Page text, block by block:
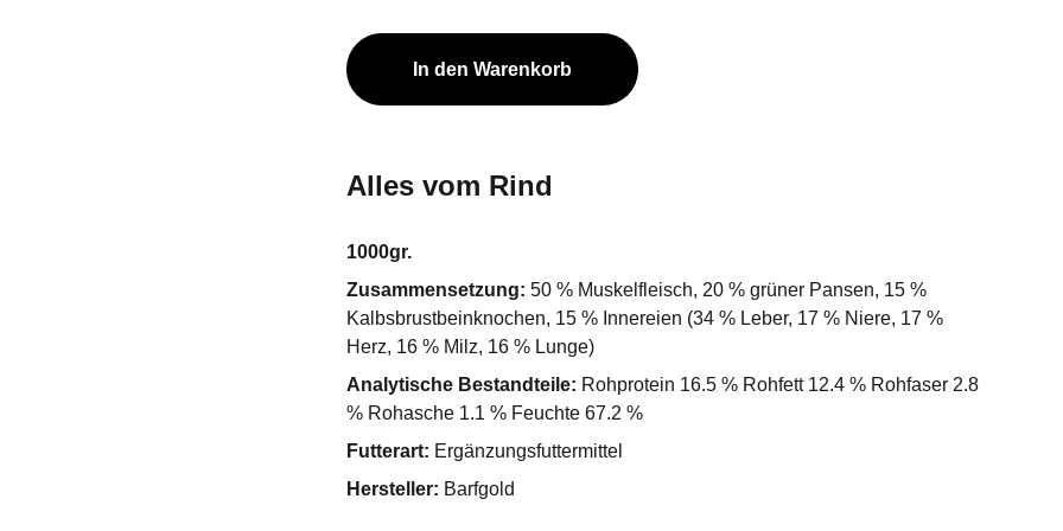
In den Warenkorb
Alles vom Rind
1000gr.
Zusammensetzung: 50 % Muskelfleisch, 20 % grüner Pansen, 15 %
Kalbsbrustbeinknochen, 15 % Innereien (34 % Leber, 17 % Niere, 17 %
Herz, 16 % Milz, 16 % Lunge)
Analytische Bestandteile: Rohprotein 16.5 % Rohfett 12.4 % Rohfaser 2.8
% Rohasche 1.1 % Feuchte 67.2 %
Futterart: Ergänzungsfuttermittel
Hersteller: Barfgold